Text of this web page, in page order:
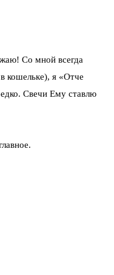
Со мной всегда
кошельке), я «Отче
Свечи Ему ставлю